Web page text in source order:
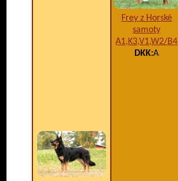
Frey z Horské
samoty
A1,K3,V1,W2/B4
DKK:A